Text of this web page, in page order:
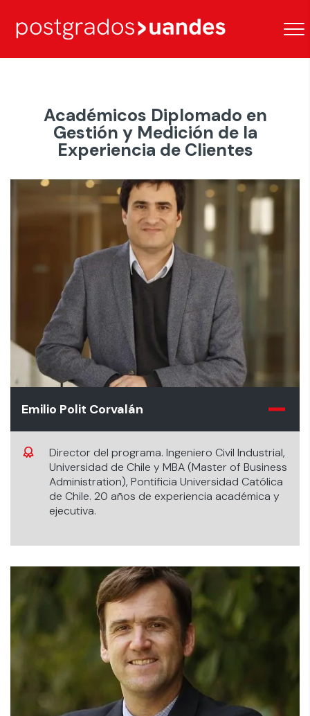
Académicos Diplomado en
Gestión y Medición de la
Experiencia de Clientes
Emilio Polit Corvalán
Director del programa. Ingeniero Civil Industrial,
Universidad de Chile y MBA (Master of Business
Administration), Pontificia Universidad Católica
de Chile. 20 años de experiencia académica y
ejecutiva.